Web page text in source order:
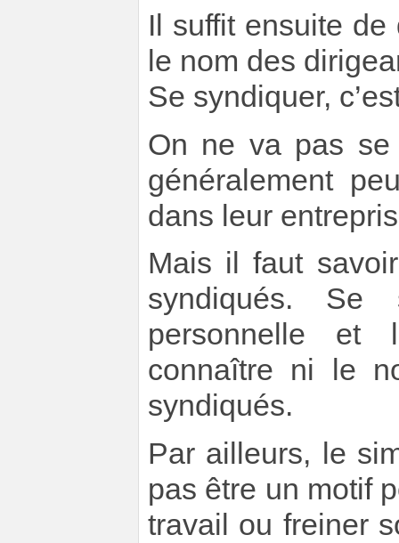
Il suffit ensuite
le nom des
Se syndiquer,
On ne va pas se
généralement
dans leur
Mais il faut
syndiqués. Se
personnelle et
connaître ni le
syndiqués.
Par ailleurs, le
pas être un motif
travail ou freiner